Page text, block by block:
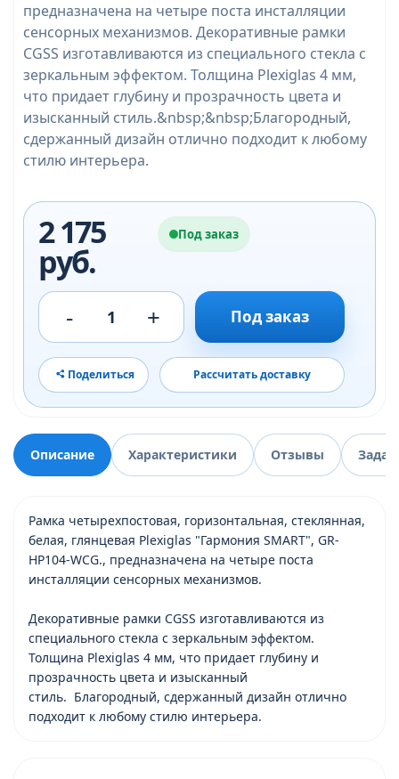
предназначена на четыре поста инсталляции
сенсорных механизмов. Декоративные рамки
CGSS изготавливаются из специального стекла с
зеркальным эффектом. Толщина Plexiglas 4 мм,
что придает глубину и прозрачность цвета и
изысканный стиль.&nbsp;&nbsp;Благородный,
сдержанный дизайн отлично подходит к любому
стилю интерьера.
2 175
руб.
Под заказ
- 1 + Под заказ
Поделиться Рассчитать доставку
Описание Характеристики Отзывы
Рамка четырехпостовая, горизонтальная, стеклянная,
белая, глянцевая Plexiglas "Гармония SMART", GR-
HP104-WCG., предназначена на четыре поста
инсталляции сенсорных механизмов.
Декоративные рамки CGSS изготавливаются из
специального стекла с зеркальным эффектом.
Толщина Plexiglas 4 мм, что придает глубину и
прозрачность цвета и изысканный
стиль. Благородный, сдержанный дизайн отлично
подходит к любому стилю интерьера.